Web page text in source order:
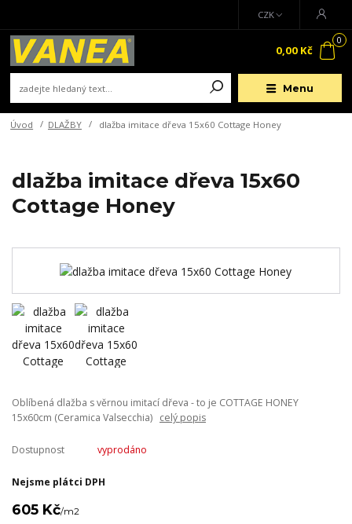
Menu
CZK
0
0,00 Kč
Úvod DLAŽBY dlažba imitace dřeva 15x60 Cottage Honey
dlažba imitace dřeva 15x60
Cottage Honey
Oblíbená dlažba s věrnou imitací dřeva - to je COTTAGE HONEY
15x60cm (Ceramica Valsecchia) celý popis
Dostupnost vyprodáno
Nejsme plátci DPH
605 Kč/m2